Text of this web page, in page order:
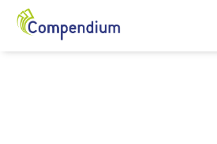
Salta al contenuto principale